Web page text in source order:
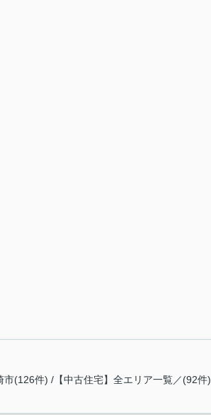
市(126件) 【中古住宅】全エリア一覧／(92件)